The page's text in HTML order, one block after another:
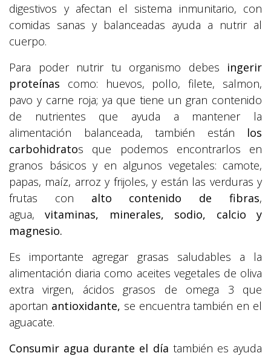
digestivos y afectan el sistema inmunitario, con
comidas sanas y balanceadas ayuda a nutrir al
cuerpo.
Para poder nutrir tu organismo debes ingerir
proteínas como: huevos, pollo, filete, salmon,
pavo y carne roja; ya que tiene un gran contenido
de nutrientes que ayuda a mantener la
alimentación balanceada, también están los
carbohidratos que podemos encontrarlos en
granos básicos y en algunos vegetales: camote,
papas, maíz, arroz y frijoles, y están las verduras y
frutas con alto contenido de fibras,
agua,vitaminas, minerales, sodio, calcio y
magnesio.
Es importante agregar grasas saludables a la
alimentación diaria como aceites vegetales de oliva
extra virgen, ácidos grasos de omega 3 que
aportan antioxidante, se encuentra también en el
aguacate.
Consumir agua durante el día también es ayuda